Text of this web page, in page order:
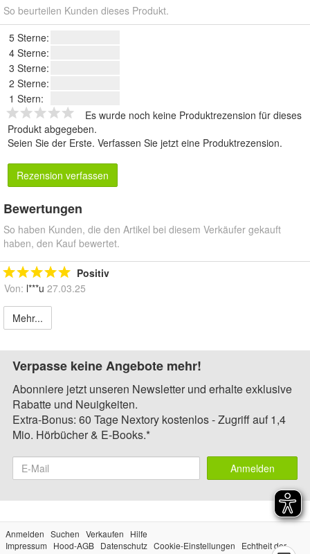
So beurteilen Kunden dieses Produkt.
5 Sterne:
4 Sterne:
3 Sterne:
2 Sterne:
1 Stern:
Es wurde noch keine Produktrezension für dieses
Produkt abgegeben.
Seien Sie der Erste. Verfassen Sie jetzt eine Produktrezension.
Rezension verfassen
Bewertungen
So haben Kunden, die den Artikel bei diesem Verkäufer gekauft
haben, den Kauf bewertet.
Positiv
Von: l***u 27.03.25
Mehr...
Verpasse keine Angebote mehr!
Abonniere jetzt unseren Newsletter und erhalte exklusive
Rabatte und Neuigkeiten.
Extra-Bonus: 60 Tage Nextory kostenlos - Zugriff auf 1,4
Mio. Hörbücher & E-Books.*
Anmelden
Anmelden Suchen Verkaufen
Hilfe
Impressum
Hood-AGB Datenschutz Cookie-Einstellungen
Echtheit der